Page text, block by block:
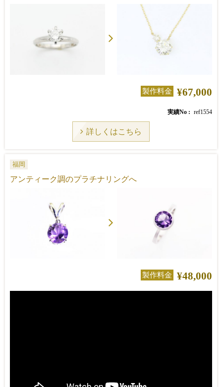
製作料金 ¥67,000
実績No ref1554
詳しくはこちら
福岡
アンティーク調のプラチナリングへ
製作料金 ¥48,000